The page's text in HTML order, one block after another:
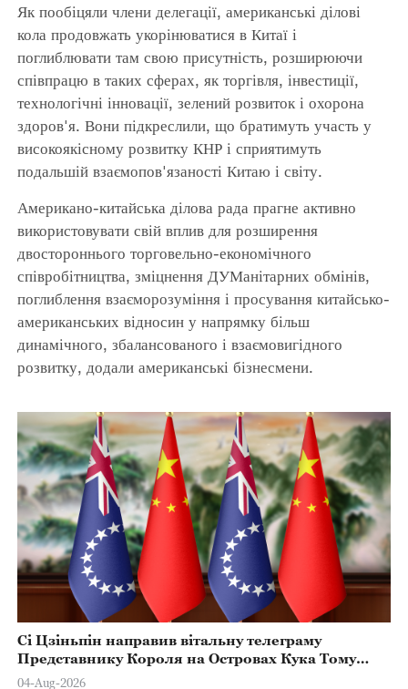
Як пообіцяли члени делегації, американські ділові
кола продовжать укорінюватися в Китаї і
поглиблювати там свою присутність, розширюючи
співпрацю в таких сферах, як торгівля, інвестиції,
технологічні інновації, зелений розвиток і охорона
здоров'я. Вони підкреслили, що братимуть участь у
високоякісному розвитку КНР і сприятимуть
подальшій взаємопов'язаності Китаю і світу.
Американо-китайська ділова рада прагне активно
використовувати свій вплив для розширення
двостороннього торговельно-економічного
співробітництва, зміцнення ДУМанітарних обмінів,
поглиблення взаєморозуміння і просування китайсько-
американських відносин у напрямку більш
динамічного, збалансованого і взаємовигідного
розвитку, додали американські бізнесмени.
Сі Цзіньпін направив вітальну телеграму
Представнику Короля на Островах Кука Тому
Марстерсу з нагоди Дня Конституції
04-Aug-2026